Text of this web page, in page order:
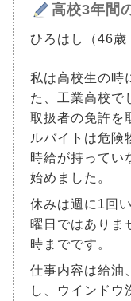
高校3年間
ひろはし（46
私は高校生の時
た、工業高校で
取扱者の免許を
ルバイトは危険
時給が持ってい
始めました。
休みは週に1回
曜日ではありま
時までです。
仕事内容は給油
し、ウインドウ